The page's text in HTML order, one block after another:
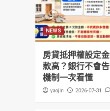
NEWS
房貸抵押權設定
款高？銀行不會
機制一次看懂
yaojin 2026-07-31